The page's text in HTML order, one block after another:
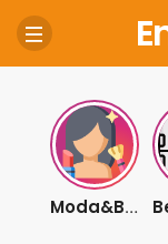
Moda&Bakım